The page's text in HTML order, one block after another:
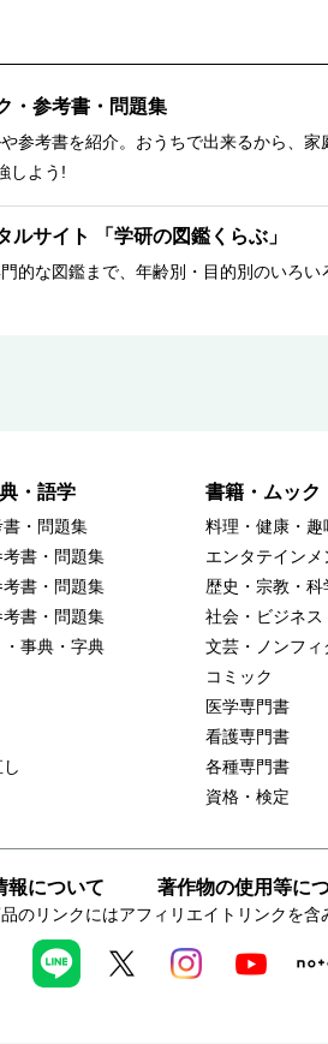
・参考書・問題集
参考書を紹介。おうちで出来るから、
しよう!
サイト 「学研の図鑑くらぶ」
的な図鑑まで、年齢別・目的別のいろい
・語学
・問題集
書・問題集
書・問題集
書・問題集
事典・字典
書籍・ムック
料理・健康・趣
エンタテインメ
歴史・宗教・科
社会・ビジネス
文芸・ノンフィ
コミック
医学専門書
看護専門書
各種専門書
資格・検定
報について 著作物の使用等に
のリンクにはアフィリエイトリンクを含